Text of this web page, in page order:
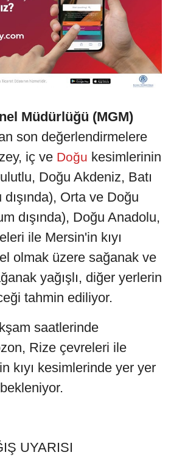
Müdürlüğü (MGM)
son değerlendirmelere
iç ve Doğu kesimlerinin
Doğu Akdeniz, Batı
Orta ve Doğu
dışında), Doğu Anadolu,
ile Mersin'in kıyı
olmak üzere sağanak ve
yağışlı, diğer yerlerin
tahmin ediliyor.
saatlerinde
Rize çevreleri ile
kıyı kesimlerinde yer yer
UYARISI